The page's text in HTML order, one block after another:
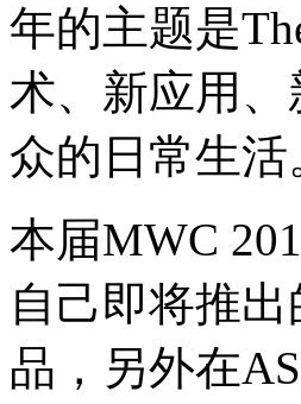
年的主题是
术、新应用
众的日常生活
本届MWC
自己即将推
品，另外在